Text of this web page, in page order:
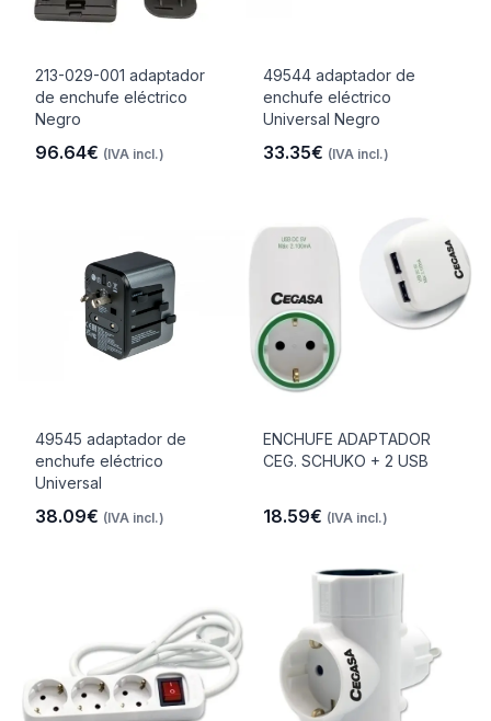
213-029-001 adaptador
de enchufe eléctrico
Negro
96.64€ (IVA incl.)
49544 adaptador de
enchufe eléctrico
Universal Negro
33.35€ (IVA incl.)
49545 adaptador de
enchufe eléctrico
Universal
38.09€ (IVA incl.)
ENCHUFE ADAPTADOR
CEG. SCHUKO + 2 USB
18.59€ (IVA incl.)